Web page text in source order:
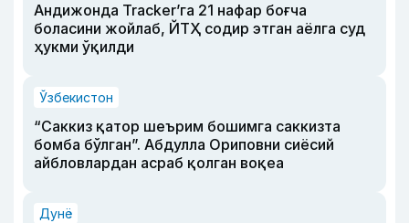
Андижонда Tracker’га 21 нафар боғча
боласини жойлаб, ЙТҲ содир этган аёлга суд
ҳукми ўқилди
Ўзбекистон
“Саккиз қатор шеърим бошимга саккизта
бомба бўлган”. Абдулла Ориповни сиёсий
айбловлардан асраб қолган воқеа
Дунё